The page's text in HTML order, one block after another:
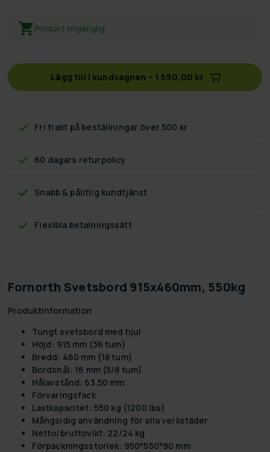
Produkt tillgänglig
Lägg till i kundvagnen – 1 590,00 kr
Fri frakt på beställningar över 500 kr
60 dagars returpolicy
Snabb & pålitlig kundtjänst
Flexibla betalningssätt
Fornorth Svetsbord 915x460mm, 550kg
Produktinformation
Tungt svetsbord med hjul
Höjd: 915 mm (36 tum)
Bredd: 460 mm (18 tum)
Bordshål: 16 mm (5/8 tum)
Hålavstånd: 63,50 mm
Förvaringsfack
Lastkapacitet: 550 kg (1200 lbs)
Mångsidig användning för alla verkstäder
Netto/bruttovikt: 22/24 kg
Förpackningsstorlek: 950*550*90 mm